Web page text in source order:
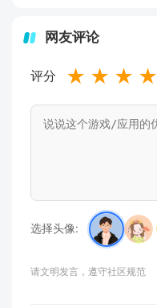
网友评论
评分 ★ ★ ★ ★
选择头像:
请文明发言，遵守社区规范